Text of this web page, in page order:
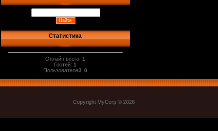
Статистика
Онлайн всего:1
Гостей:1
Пользователей:0
Copyright MyCorp © 2026